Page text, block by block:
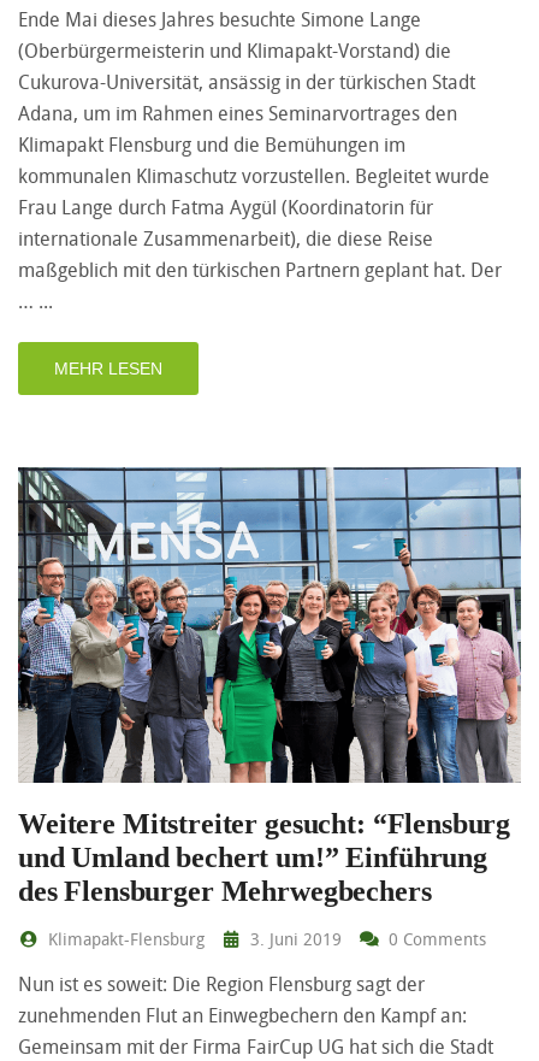
Ende Mai dieses Jahres besuchte Simone Lange
(Oberbürgermeisterin und Klimapakt-Vorstand) die
Cukurova-Universität, ansässig in der türkischen Stadt
Adana, um im Rahmen eines Seminarvortrages den
Klimapakt Flensburg und die Bemühungen im
kommunalen Klimaschutz vorzustellen. Begleitet wurde
Frau Lange durch Fatma Aygül (Koordinatorin für
internationale Zusammenarbeit), die diese Reise
maßgeblich mit den türkischen Partnern geplant hat. Der
…
MEHR LESEN
Weitere Mitstreiter gesucht: “Flensburg
und Umland bechert um!” Einführung
des Flensburger Mehrwegbechers
Klimapakt-Flensburg 3. Juni 2019 0 Comments
Nun ist es soweit: Die Region Flensburg sagt der
zunehmenden Flut an Einwegbechern den Kampf an:
Gemeinsam mit der Firma FairCup UG hat sich die Stadt